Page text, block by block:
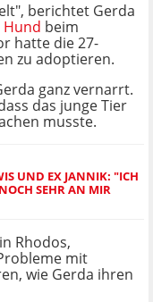
berichtet Gerda
Hund beim
hatte die 27-
zu adoptieren.
ganz vernarrt.
das junge Tier
musste.
UND EX JANNIK: "ICH
SEHR AN MIR
Rhodos,
mit
wie Gerda ihren